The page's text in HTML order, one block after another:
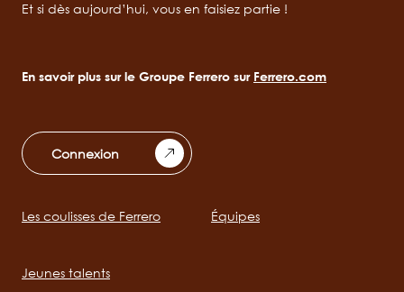
Et si dès aujourd’hui, vous en faisiez partie !
En savoir plus sur le Groupe Ferrero sur Ferrero.com
Connexion
Main
Les coulisses de Ferrero Équipes
Jeunes talents